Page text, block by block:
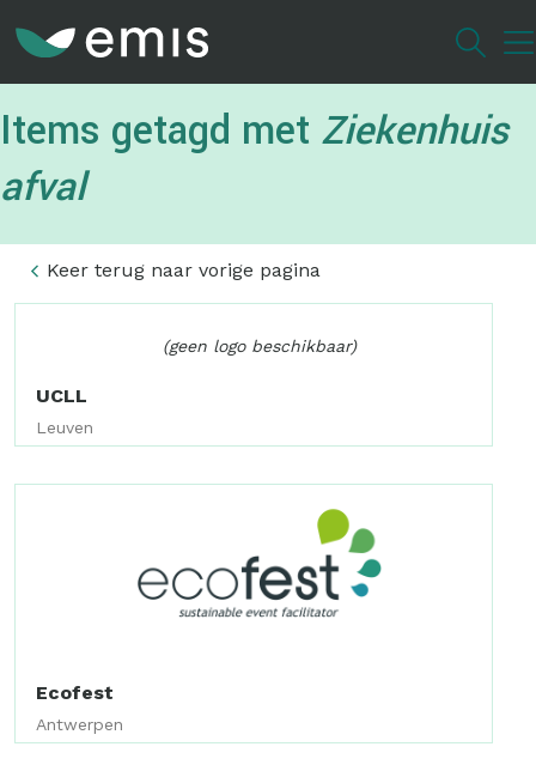
inhoud
Items getagd met Ziekenhuis
afval
Keer terug naar vorige pagina
(geen logo beschikbaar)
UCLL
Leuven
Ecofest
Antwerpen